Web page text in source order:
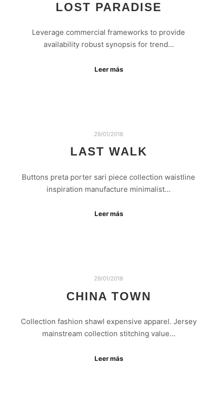
LOST PARADISE
Leverage commercial frameworks to provide
availability robust synopsis for trend…
Leer más
29/01/2018
LAST WALK
Buttons preta porter sari piece collection waistline
inspiration manufacture minimalist…
Leer más
29/01/2018
CHINA TOWN
Collection fashion shawl expensive apparel. Jersey
mainstream collection stitching value…
Leer más